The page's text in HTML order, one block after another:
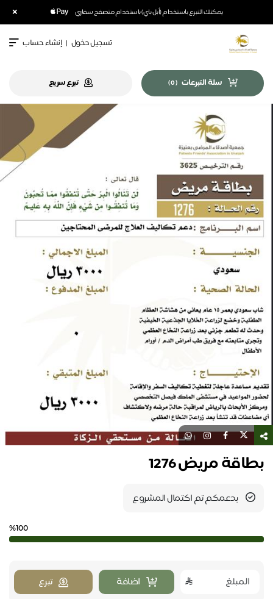
يمكنك التبرع باستخدام (أبل باي) باستخدام متصفح سفاري ×
تسجيل دخول | إنشاء حساب
سلة التبرعات (
0
) تبرع سريع
بطاقة مريض 1276
بدعمكم تم اكتمال المشروع
%100
اضافة تبرع